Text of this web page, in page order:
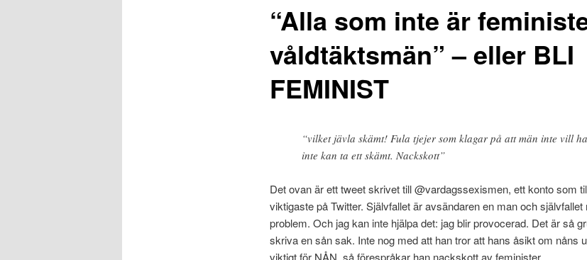
“Alla som inte är
våldtäktsmän” – eller BLI
FEMINIST
“vilket jävla skämt! Fula tjejer som klagar på att män inte vill
inte kan ta ett skämt. Nackskott”
Det ovan är ett tweet skrivet till @vardagssexismen, ett konto som
viktigaste på Twitter. Självfallet är avsändaren en man och
problem. Och jag kan inte hjälpa det: jag blir provocerad. Det är så
skriva en sån sak. Inte nog med att han tror att hans åsikt om nåns
viktigt för NÅN, så förespråkar han nackskott av feminister.